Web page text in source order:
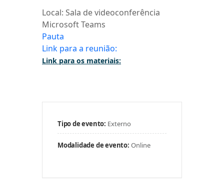
Local: Sala de videoconferência
Microsoft Teams
Pauta
Link para a reunião:
Link para os materiais:
Tipo de evento: Externo
Modalidade de evento: Online